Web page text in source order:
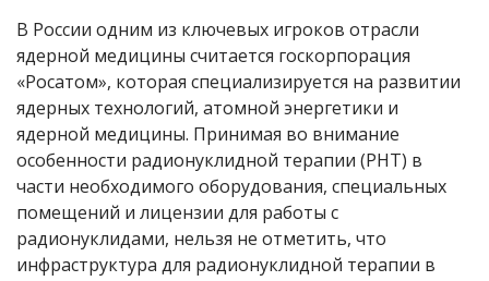
В России одним из ключевых игроков отрасли
ядерной медицины считается госкорпорация
«Росатом», которая специализируется на развитии
ядерных технологий, атомной энергетики и
ядерной медицины. Принимая во внимание
особенности радионуклидной терапии (РНТ) в
части необходимого оборудования, специальных
помещений и лицензии для работы с
радионуклидами, нельзя не отметить, что
инфраструктура для радионуклидной терапии в